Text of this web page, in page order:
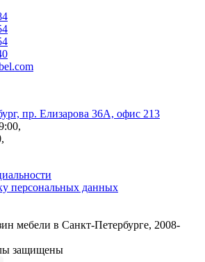
пр. Елизарова 36А, офис 213
персональных данных
мебели в Санкт-Петербурге, 2008-
защищены